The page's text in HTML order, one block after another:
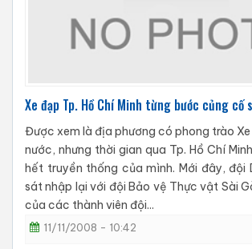
Xe đạp Tp. Hồ Chí Minh từng bước củng cố
Được xem là địa phương có phong trào
nước, nhưng thời gian qua Tp. Hồ Chí
hết truyền thống của mình. Mới đây, đội
sát nhập lại với đội Bảo vệ Thực vật Sài
của các thành viên đội...
11/11/2008 - 10:42